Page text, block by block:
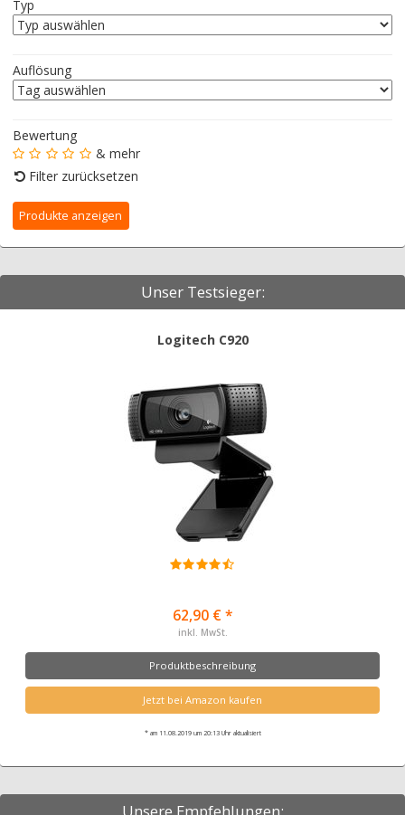
Typ
Auflösung
Bewertung
& mehr
Filter zurücksetzen
Unser Testsieger:
Logitech C920
62,90 € *
inkl. MwSt.
Produktbeschreibung
Jetzt bei Amazon kaufen
* am 11.08.2019 um 20:13 Uhr aktualisiert